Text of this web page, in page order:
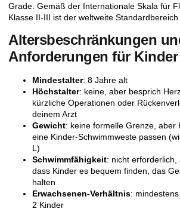
Grade. Gemäß der Internationale Skala für
Klasse II-III ist der weltweite Standardbereich
Altersbeschränkungen
Anforderungen für Kinder
Mindestalter: 8 Jahre alt
Höchstalter: keine, aber besprich
kürzliche Operationen oder
deinem Arzt
Gewicht: keine formelle Grenze, aber
eine Kinder-Schwimmweste passen
L)
Schwimmfähigkeit: nicht
dass Kinder es bequem finden, das
halten
Erwachsenen-Verhältnis:
2 Kinder